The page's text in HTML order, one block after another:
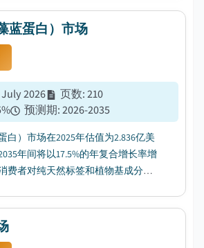
蓝蛋白）市场
July 2026 页数:210
% 预测期:2026-2035
白）市场在2025年估值为2.836亿美
年间将以17.5%的年复合增长率增
费者对纯天然标签和植物基成分偏